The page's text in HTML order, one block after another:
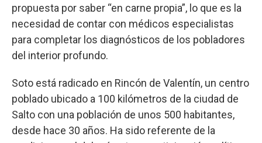
propuesta por saber “en carne propia”, lo que es la
necesidad de contar con médicos especialistas
para completar los diagnósticos de los pobladores
del interior profundo.
Soto está radicado en Rincón de Valentín, un centro
poblado ubicado a 100 kilómetros de la ciudad de
Salto con una población de unos 500 habitantes,
desde hace 30 años. Ha sido referente de la